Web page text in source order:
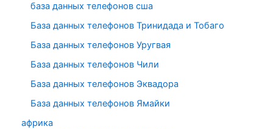
база данных телефонов сша
База данных телефонов Тринидада и Тобаго
База данных телефонов Уругвая
База данных телефонов Чили
База данных телефонов Эквадора
База данных телефонов Ямайки
африка